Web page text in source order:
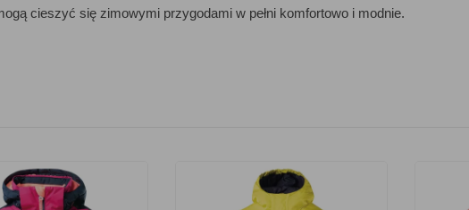
cieszyć się zimowymi przygodami w pełni komfortowo i modnie.